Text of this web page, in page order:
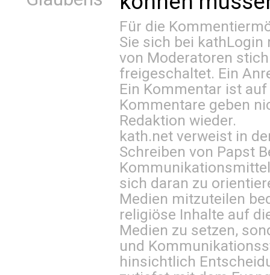
Für die
Sie sich bei kathLogin
von Moderatoren
freigeschaltet. Ein
Ein Kommentar ist
Kommentare geben
Redaktion wieder.
kath.net verweist in
Schreiben von Papst
sich daran zu
Medien mitzuteilen
religiöse Inhalte auf
Medien zu setzen,
und
hinsichtlich